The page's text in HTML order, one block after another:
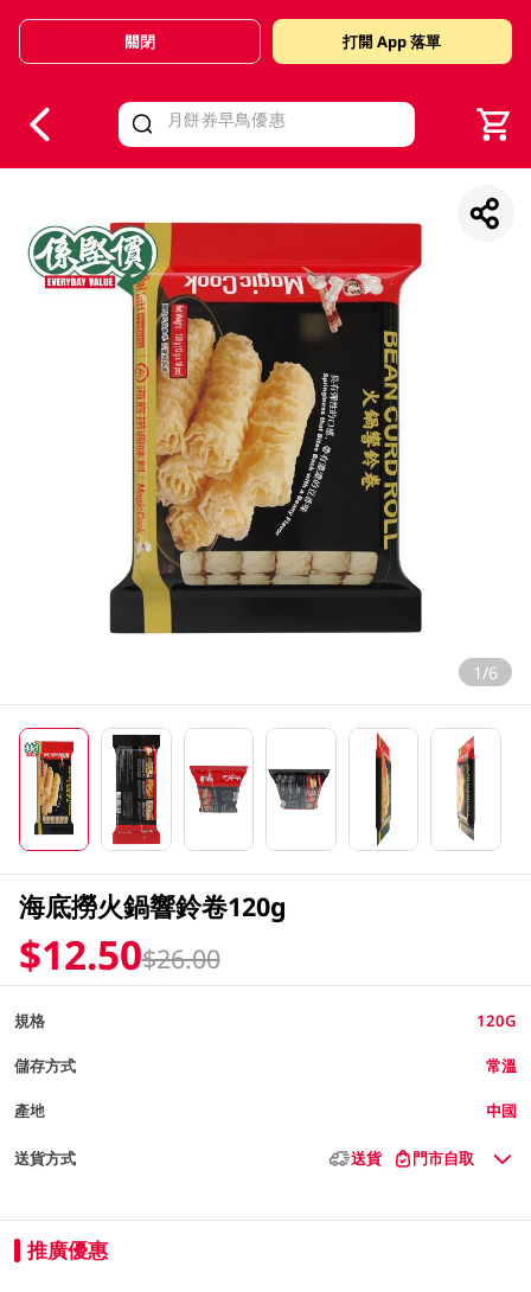
Valid Until 30 June 2026
關閉 打開 App 落單
1/6
海底撈火鍋響鈴卷120g
$12.50$26.00
規格 120G
儲存方式 常溫
產地 中國
送貨方式 送貨 門市自取
推廣優惠